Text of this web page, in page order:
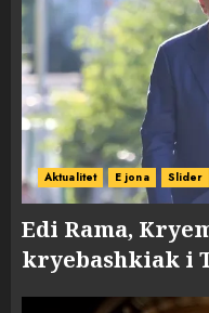
Aktualitet E jona Slider
Edi Rama,
kryebashkiak i